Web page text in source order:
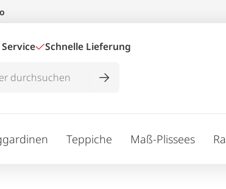
Schnelle Lieferung
Teppiche Maß-Plissees